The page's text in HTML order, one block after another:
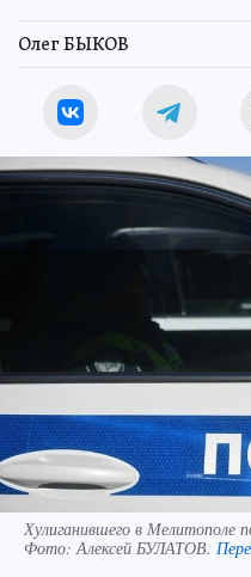
Олег БЫКОВ
Хулиганившего в Мелитополе
Фото: Алексей БУЛАТОВ.